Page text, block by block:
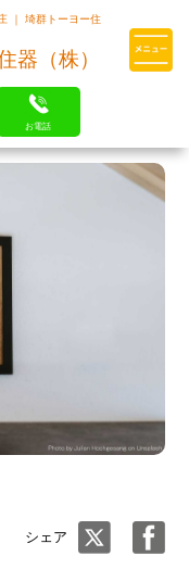
｜ 埼群トーヨー住
器（株）
お電話
シェア